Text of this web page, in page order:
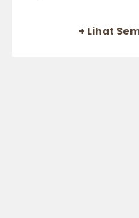
+ Lihat